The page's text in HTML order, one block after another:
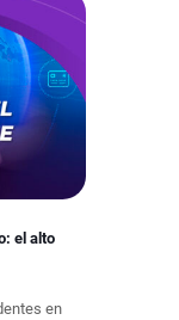
el alto
en